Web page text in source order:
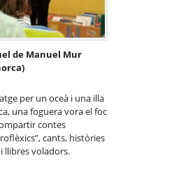
de Manuel Mur
per un oceà i una illa
una foguera vora el foc
contes
cants, històries
llibres voladors.